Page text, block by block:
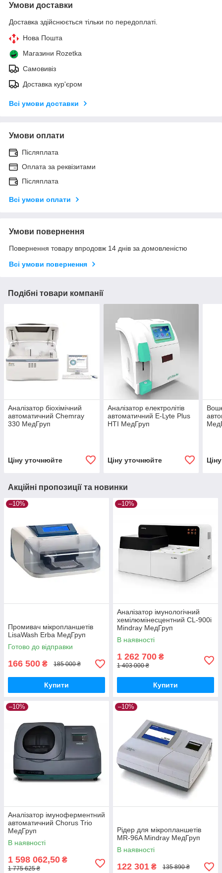
Умови доставки
Доставка здійснюється тільки по передоплаті.
Нова Пошта
Магазини Rozetka
Самовивіз
Доставка кур'єром
Всі умови доставки
Умови оплати
Післяплата
Оплата за реквізитами
Післяплата
Всі умови оплати
Умови повернення
Повернення товару впродовж 14 днів за домовленістю
Всі умови повернення
Подібні товари компанії
Аналізатор біохімічний
автоматичний Chemray
330 МедГруп
Ціну уточнюйте
Аналізатор електролітів
автоматичний E-Lyte Plus
HTI МедГруп
Ціну уточнюйте
Акційні пропозиції та новинки
–10%
Промивач мікропланшетів
LisaWash Erba МедГруп
Готово до відправки
166 500 ₴ 185 000 ₴
Купити
–10%
Аналізатор імунологічний
хемілюмінесцентний CL-900i
Mindray МедГруп
В наявності
1 262 700 ₴
1 403 000 ₴
Купити
–10%
Аналізатор імуноферментний
автоматичний Chorus Trio
МедГруп
В наявності
1 598 062,50 ₴
1 775 625 ₴
–10%
Рідер для мікропланшетів
MR-96A Mindray МедГруп
В наявності
122 301 ₴ 135 890 ₴